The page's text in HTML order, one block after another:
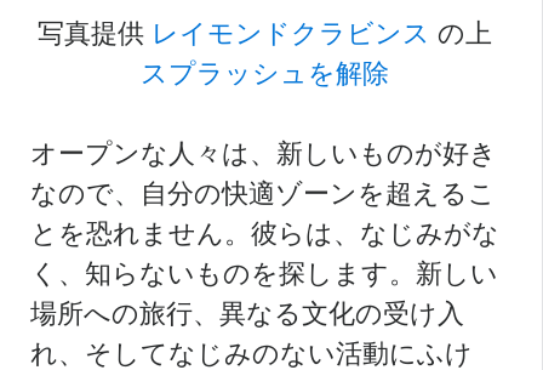
写真提供 レイモンドクラビンス の上
スプラッシュを解除
オープンな人々は、新しいものが好き
なので、自分の快適ゾーンを超えるこ
とを恐れません。彼らは、なじみがな
く、知らないものを探します。新しい
場所への旅行、異なる文化の受け入
れ、そしてなじみのない活動にふけ